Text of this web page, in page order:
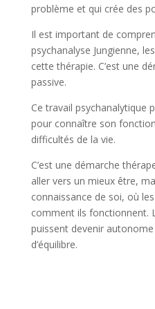
problème et qui crée des
Il est important de
psychanalyse Jungienne,
cette thérapie. C’est une
passive.
Ce travail psychanalytique
pour connaître son
difficultés de la vie.
C’est une démarche
aller vers un mieux être,
connaissance de soi, où
comment ils fonctionnent.
puissent devenir
d’équilibre.